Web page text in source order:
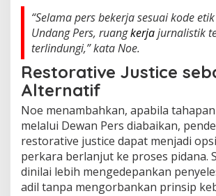
“Selama pers bekerja sesuai kode
Undang Pers, ruangkerjajurnalistik
terlindungi,” kata Noe.
Restorative Justice
Alternatif
Noe menambahkan, apabila
melalui Dewan Pers diabaikan,
restorative justice dapat menjadi
perkara berlanjut ke proses pidana.
dinilai lebih mengedepankan
adil tanpa mengorbankan prinsip